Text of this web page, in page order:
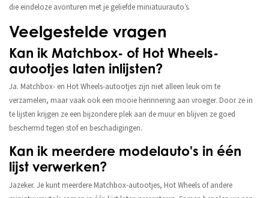
die eindeloze avonturen met je geliefde miniatuurauto’s.
Veelgestelde vragen
Kan ik Matchbox- of Hot Wheels-
autootjes laten inlijsten?
Ja. Matchbox- en Hot Wheels-autootjes zijn niet alleen leuk om te
verzamelen, maar vaak ook een mooie herinnering aan vroeger. Door ze in
te lijsten krijgen ze een bijzondere plek aan de muur en blijven ze goed
beschermd tegen stof en beschadigingen.
Kan ik meerdere modelauto's in één
lijst verwerken?
Jazeker. Je kunt meerdere Matchbox-autootjes, Hot Wheels of andere